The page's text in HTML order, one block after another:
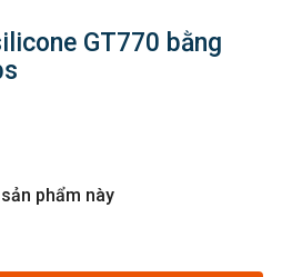
GT770 bằng
phẩm này